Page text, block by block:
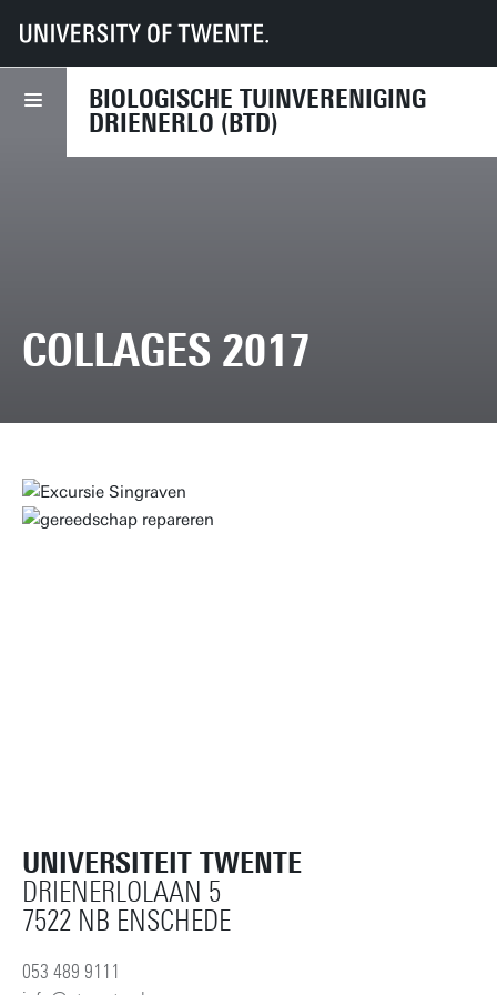
BIOLOGISCHE TUINVERENIGING
DRIENERLO (BTD)
UT UT-Kring
Biologische Tuinvereniging Drienerlo
collages 2017
COLLAGES 2017
UNIVERSITEIT TWENTE
DRIENERLOLAAN 5
7522 NB ENSCHEDE
053 489 9111